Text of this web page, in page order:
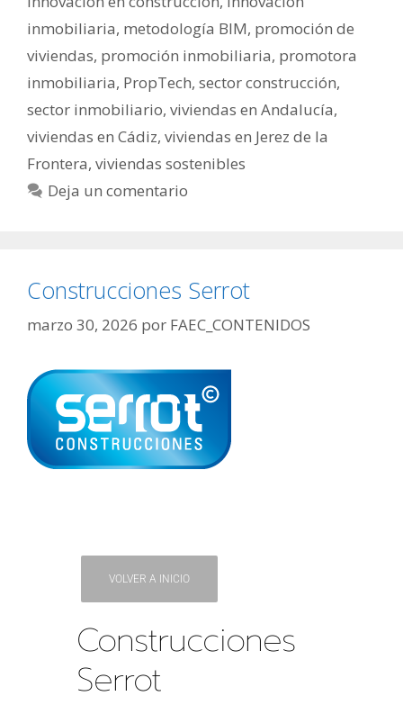
inmobiliaria, metodología BIM, promoción de
viviendas, promoción inmobiliaria, promotora
inmobiliaria, PropTech, sector construcción,
sector inmobiliario, viviendas en Andalucía,
viviendas en Cádiz, viviendas en Jerez de la
Frontera, viviendas sostenibles
Deja un comentario
Construcciones Serrot
marzo 30, 2026 por FAEC_CONTENIDOS
VOLVER A INICIO
Construcciones
Serrot